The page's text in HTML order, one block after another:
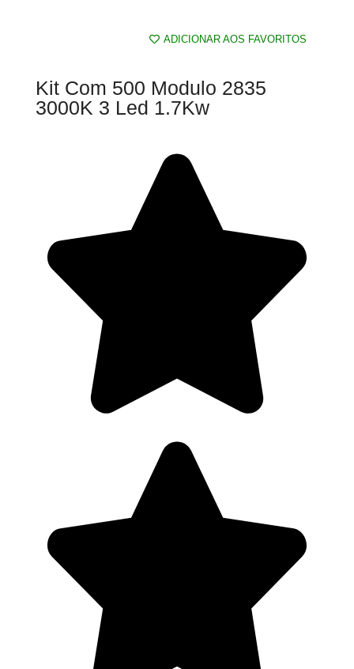
ADICIONAR AOS FAVORITOS
Kit Com 500 Modulo 2835
3000K 3 Led 1.7Kw